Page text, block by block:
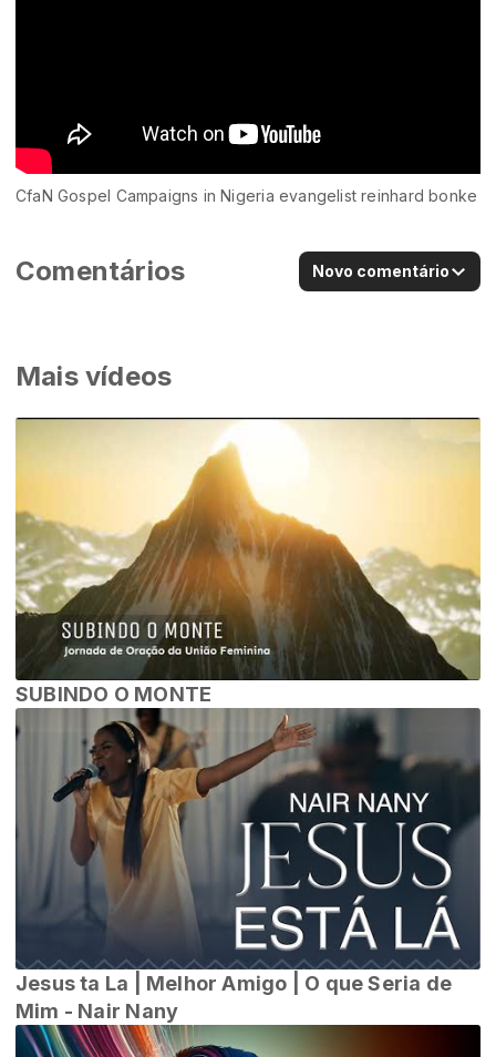
Mais vídeos
SUBINDO O MONTE
Jesus ta La | Melhor Amigo | O que Seria de
Mim - Nair Nany
CfaN Gospel Campaigns in Nigeria evangelist reinhard bonke
Comentários Novo comentário